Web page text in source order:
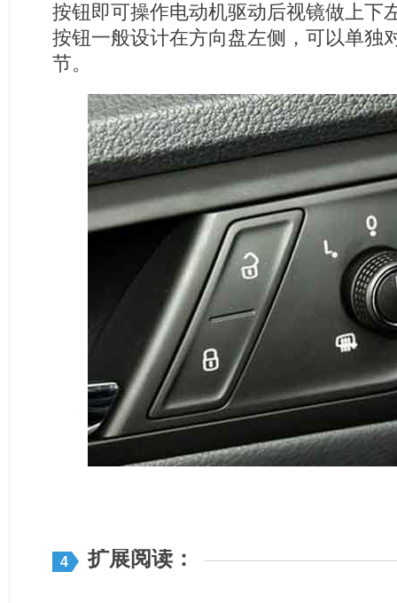
按钮即可操作电动机驱动后视镜做上下
按钮一般设计在方向盘左侧，可以单独
节。
4 扩展阅读：